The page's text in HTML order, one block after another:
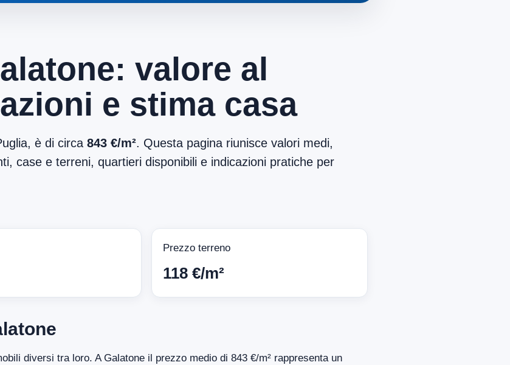
valore al
e stima casa
è di circa 843 €/m². Questa pagina riunisce valori medi,
case e terreni, quartieri disponibili e indicazioni pratiche per
Prezzo terreno
118 €/m²
diversi tra loro. A Galatone il prezzo medio di 843 €/m² rappresenta un